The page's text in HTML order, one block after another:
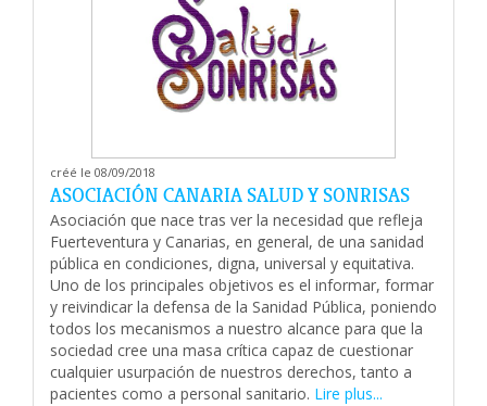
créé le 08/09/2018
ASOCIACIÓN CANARIA SALUD Y SONRISAS
Asociación que nace tras ver la necesidad que refleja
Fuerteventura y Canarias, en general, de una sanidad
pública en condiciones, digna, universal y equitativa.
Uno de los principales objetivos es el informar, formar
y reivindicar la defensa de la Sanidad Pública, poniendo
todos los mecanismos a nuestro alcance para que la
sociedad cree una masa crítica capaz de cuestionar
cualquier usurpación de nuestros derechos, tanto a
pacientes como a personal sanitario. Lire plus...